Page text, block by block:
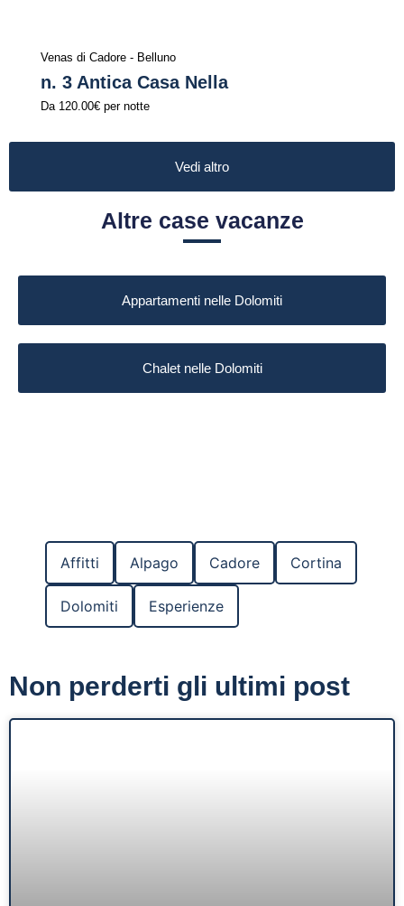
Venas di Cadore - Belluno
n. 3 Antica Casa Nella
Da 120.00€ per notte
Vedi altro
Altre case vacanze
Appartamenti nelle Dolomiti
Chalet nelle Dolomiti
Affitti Alpago Cadore Cortina
Dolomiti Esperienze
Non perderti gli ultimi post